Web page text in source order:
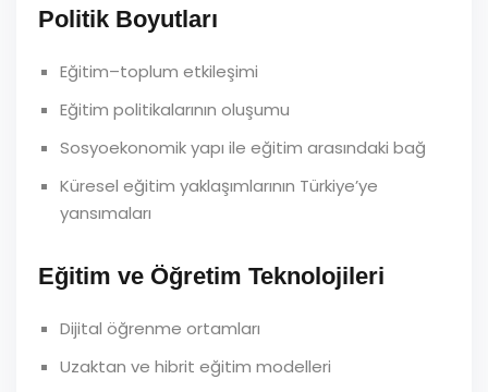
Politik Boyutları
Eğitim–toplum etkileşimi
Eğitim politikalarının oluşumu
Sosyoekonomik yapı ile eğitim arasındaki bağ
Küresel eğitim yaklaşımlarının Türkiye’ye
yansımaları
Eğitim ve Öğretim Teknolojileri
Dijital öğrenme ortamları
Uzaktan ve hibrit eğitim modelleri